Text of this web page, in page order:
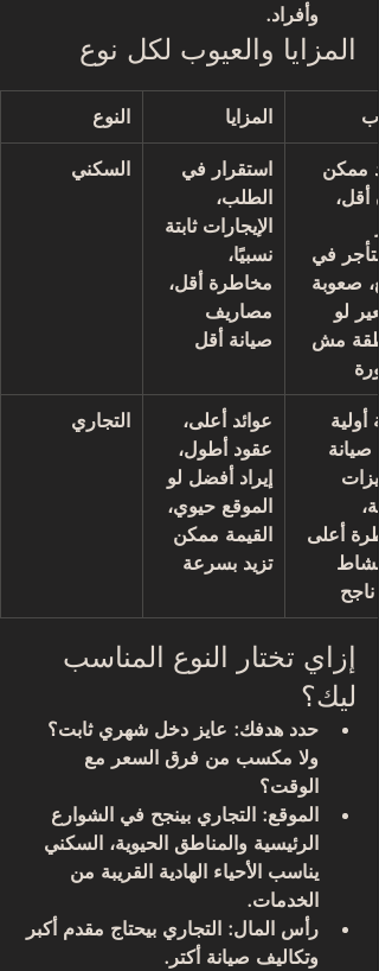
وأفراد.
المزايا والعيوب لكل نوع
النوع المزايا
السكني
استقرار في
الطلب،
الإيجارات ثابتة
نسبيًا،
مخاطرة أقل،
مصاريف
صيانة أقل
ممكن
أقل،
في
صعوبة
لو
مش
التجاري
عوائد أعلى،
عقود أطول،
إيراد أفضل لو
الموقع حيوي،
القيمة ممكن
تزيد بسرعة
أولية
صيانة
أعلى
إزاي تختار النوع المناسب
ليك؟
حدد هدفك: عايز دخل شهري ثابت؟
ولا مكسب من فرق السعر مع
الوقت؟
الموقع: التجاري بينجح في الشوارع
الرئيسية والمناطق الحيوية، السكني
يناسب الأحياء الهادية القريبة من
الخدمات.
رأس المال: التجاري بيحتاج مقدم أكبر
وتكاليف صيانة أكتر.